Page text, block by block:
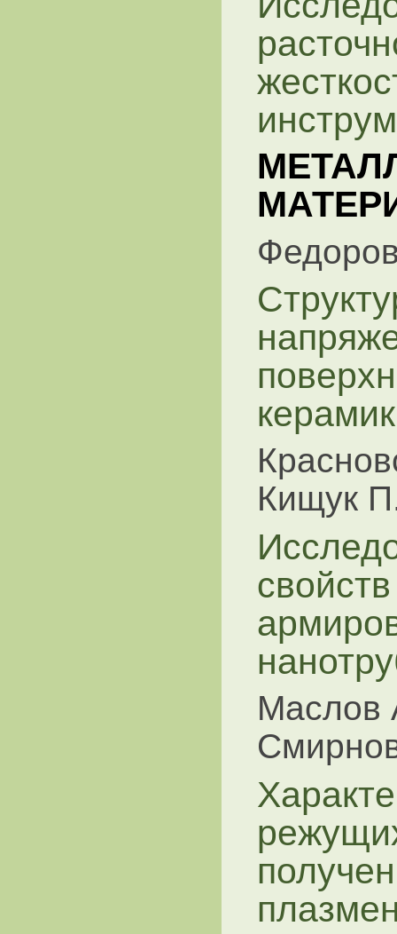
Кищук
Маслов